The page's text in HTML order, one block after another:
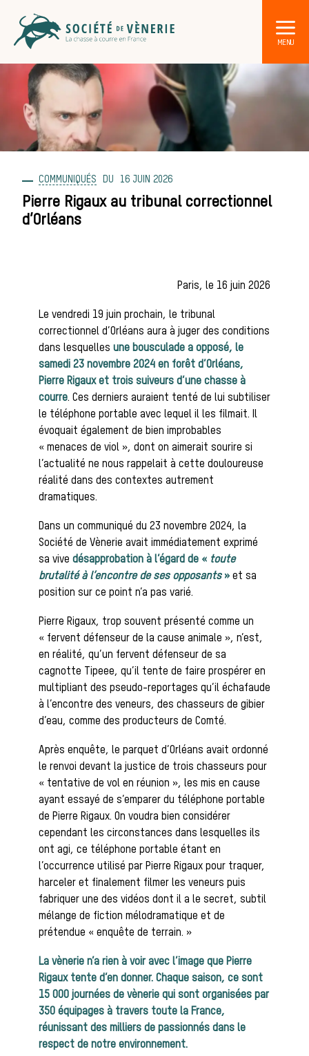
DÉCOUVRIR LA CHASSE À COURRE
Les acteurs de la vènerie
sauvages
Les chiens de
meute
Les chevaux
de chasse
Les veneurs
La vènerie contemporaine
Chasser les
idées reçues
Bien-être
animal
Histoire de la
chasse à
COMMUNIQUÉS 16 JUIN 2026
Pierre Rigaux au tribunal correctionnel
d’Orléans
Paris, le 16 juin 2026
Le vendredi 19 juin prochain, le tribunal
correctionnel d’Orléans aura à juger des conditions
dans lesquelles une bousculade a opposé, le
samedi 23 novembre 2024 en forêt d’Orléans,
Pierre Rigaux et trois suiveurs d’une chasse à
courre. Ces derniers auraient tenté de lui subtiliser
le téléphone portable avec lequel il les filmait. Il
évoquait également de bien improbables
« menaces de viol », dont on aimerait sourire si
l’actualité ne nous rappelait à cette douloureuse
réalité dans des contextes autrement
dramatiques.
Dans un communiqué du 23 novembre 2024, la
Société de Vènerie avait immédiatement exprimé
sa vive désapprobation à l’égard de « toute
brutalité à l’encontre de ses opposants»et sa
position sur ce point n’a pas varié.
Pierre Rigaux, trop souvent présenté comme un
« fervent défenseur de la cause animale », n’est,
en réalité, qu’un fervent défenseur de sa
cagnotte Tipeee, qu’il tente de faire prospérer en
multipliant des pseudo-reportages qu’il échafaude
à l’encontre des veneurs, des chasseurs de gibier
d’eau, comme des producteurs de Comté.
Après enquête, le parquet d’Orléans avait ordonné
le renvoi devant la justice de trois chasseurs pour
« tentative de vol en réunion », les mis en cause
ayant essayé de s’emparer du téléphone portable
de Pierre Rigaux. On voudra bien considérer
cependant les circonstances dans lesquelles ils
ont agi, ce téléphone portable étant en
l’occurrence utilisé par Pierre Rigaux pour traquer,
harceler et finalement filmer les veneurs puis
fabriquer une des vidéos dont il a le secret, subtil
mélange de fiction mélodramatique et de
prétendue « enquête de terrain. »
La vènerie n’a rien à voir avec l’image que Pierre
Rigaux tente d’en donner. Chaque saison, ce sont
15 000 journées de vènerie qui sont organisées par
350 équipages à travers toute la France,
réunissant des milliers de passionnés dans le
respect de notre environnement.